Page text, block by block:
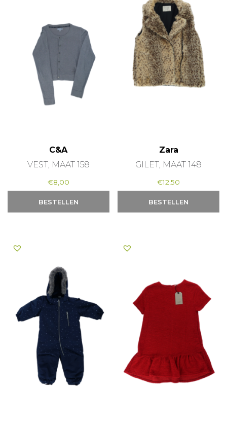
C&A
VEST, MAAT 158
€8,00
BESTELLEN
Zara
GILET, MAAT 148
€12,50
BESTELLEN